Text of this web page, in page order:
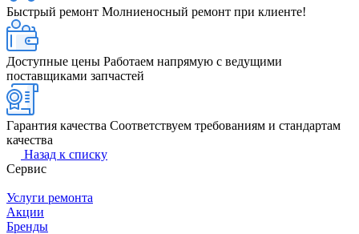
Быстрый ремонт Молниеносный ремонт при клиенте!
Доступные цены Работаем напрямую с ведущими
поставщиками запчастей
Гарантия качества Соответствуем требованиям и стандартам
качества
Назад к списку
Сервис
Услуги ремонта
Акции
Бренды